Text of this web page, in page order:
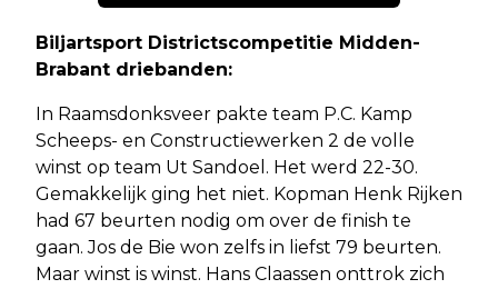
Biljartsport Districtscompetitie Midden-
Brabant driebanden:
In Raamsdonksveer pakte team P.C. Kamp
Scheeps- en Constructiewerken 2 de volle
winst op team Ut Sandoel. Het werd 22-30.
Gemakkelijk ging het niet. Kopman Henk Rijken
had 67 beurten nodig om over de finish te
gaan. Jos de Bie won zelfs in liefst 79 beurten.
Maar winst is winst. Hans Claassen onttrok zich